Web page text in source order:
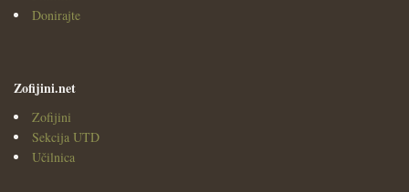
Donirajte
Zofijini.net
Zofijini
Sekcija UTD
Učilnica